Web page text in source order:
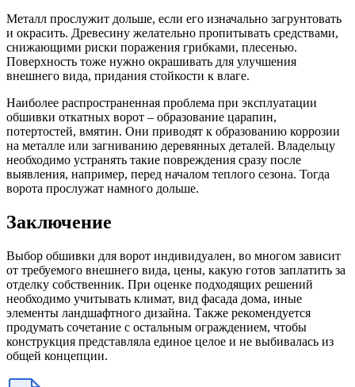
Металл прослужит дольше, если его изначально загрунтовать
и окрасить. Древесину желательно пропитывать средствами,
снижающими риски поражения грибками, плесенью.
Поверхность тоже нужно окрашивать для улучшения
внешнего вида, придания стойкости к влаге.
Наиболее распространенная проблема при эксплуатации
обшивки откатных ворот – образование царапин,
потертостей, вмятин. Они приводят к образованию коррозии
на металле или загниванию деревянных деталей. Владельцу
необходимо устранять такие повреждения сразу после
выявления, например, перед началом теплого сезона. Тогда
ворота прослужат намного дольше.
Заключение
Выбор обшивки для ворот индивидуален, во многом зависит
от требуемого внешнего вида, цены, какую готов заплатить за
отделку собственник. При оценке подходящих решений
необходимо учитывать климат, вид фасада дома, иные
элементы ландшафтного дизайна. Также рекомендуется
продумать сочетание с остальным ограждением, чтобы
конструкция представляла единое целое и не выбивалась из
общей концепции.